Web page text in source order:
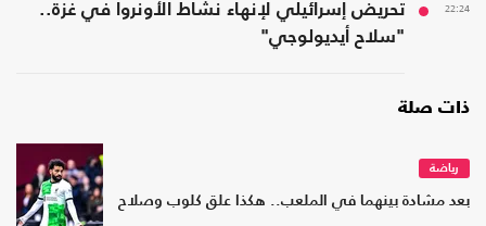
22:24
تحريض إسرائيلي لإنهاء نشاط الأونروا في غزة..
"سلاح أيديولوجي"
ذات صلة
رياضة
بعد مشادة بينهما في الملعب.. هكذا علق كلوب وصلاح